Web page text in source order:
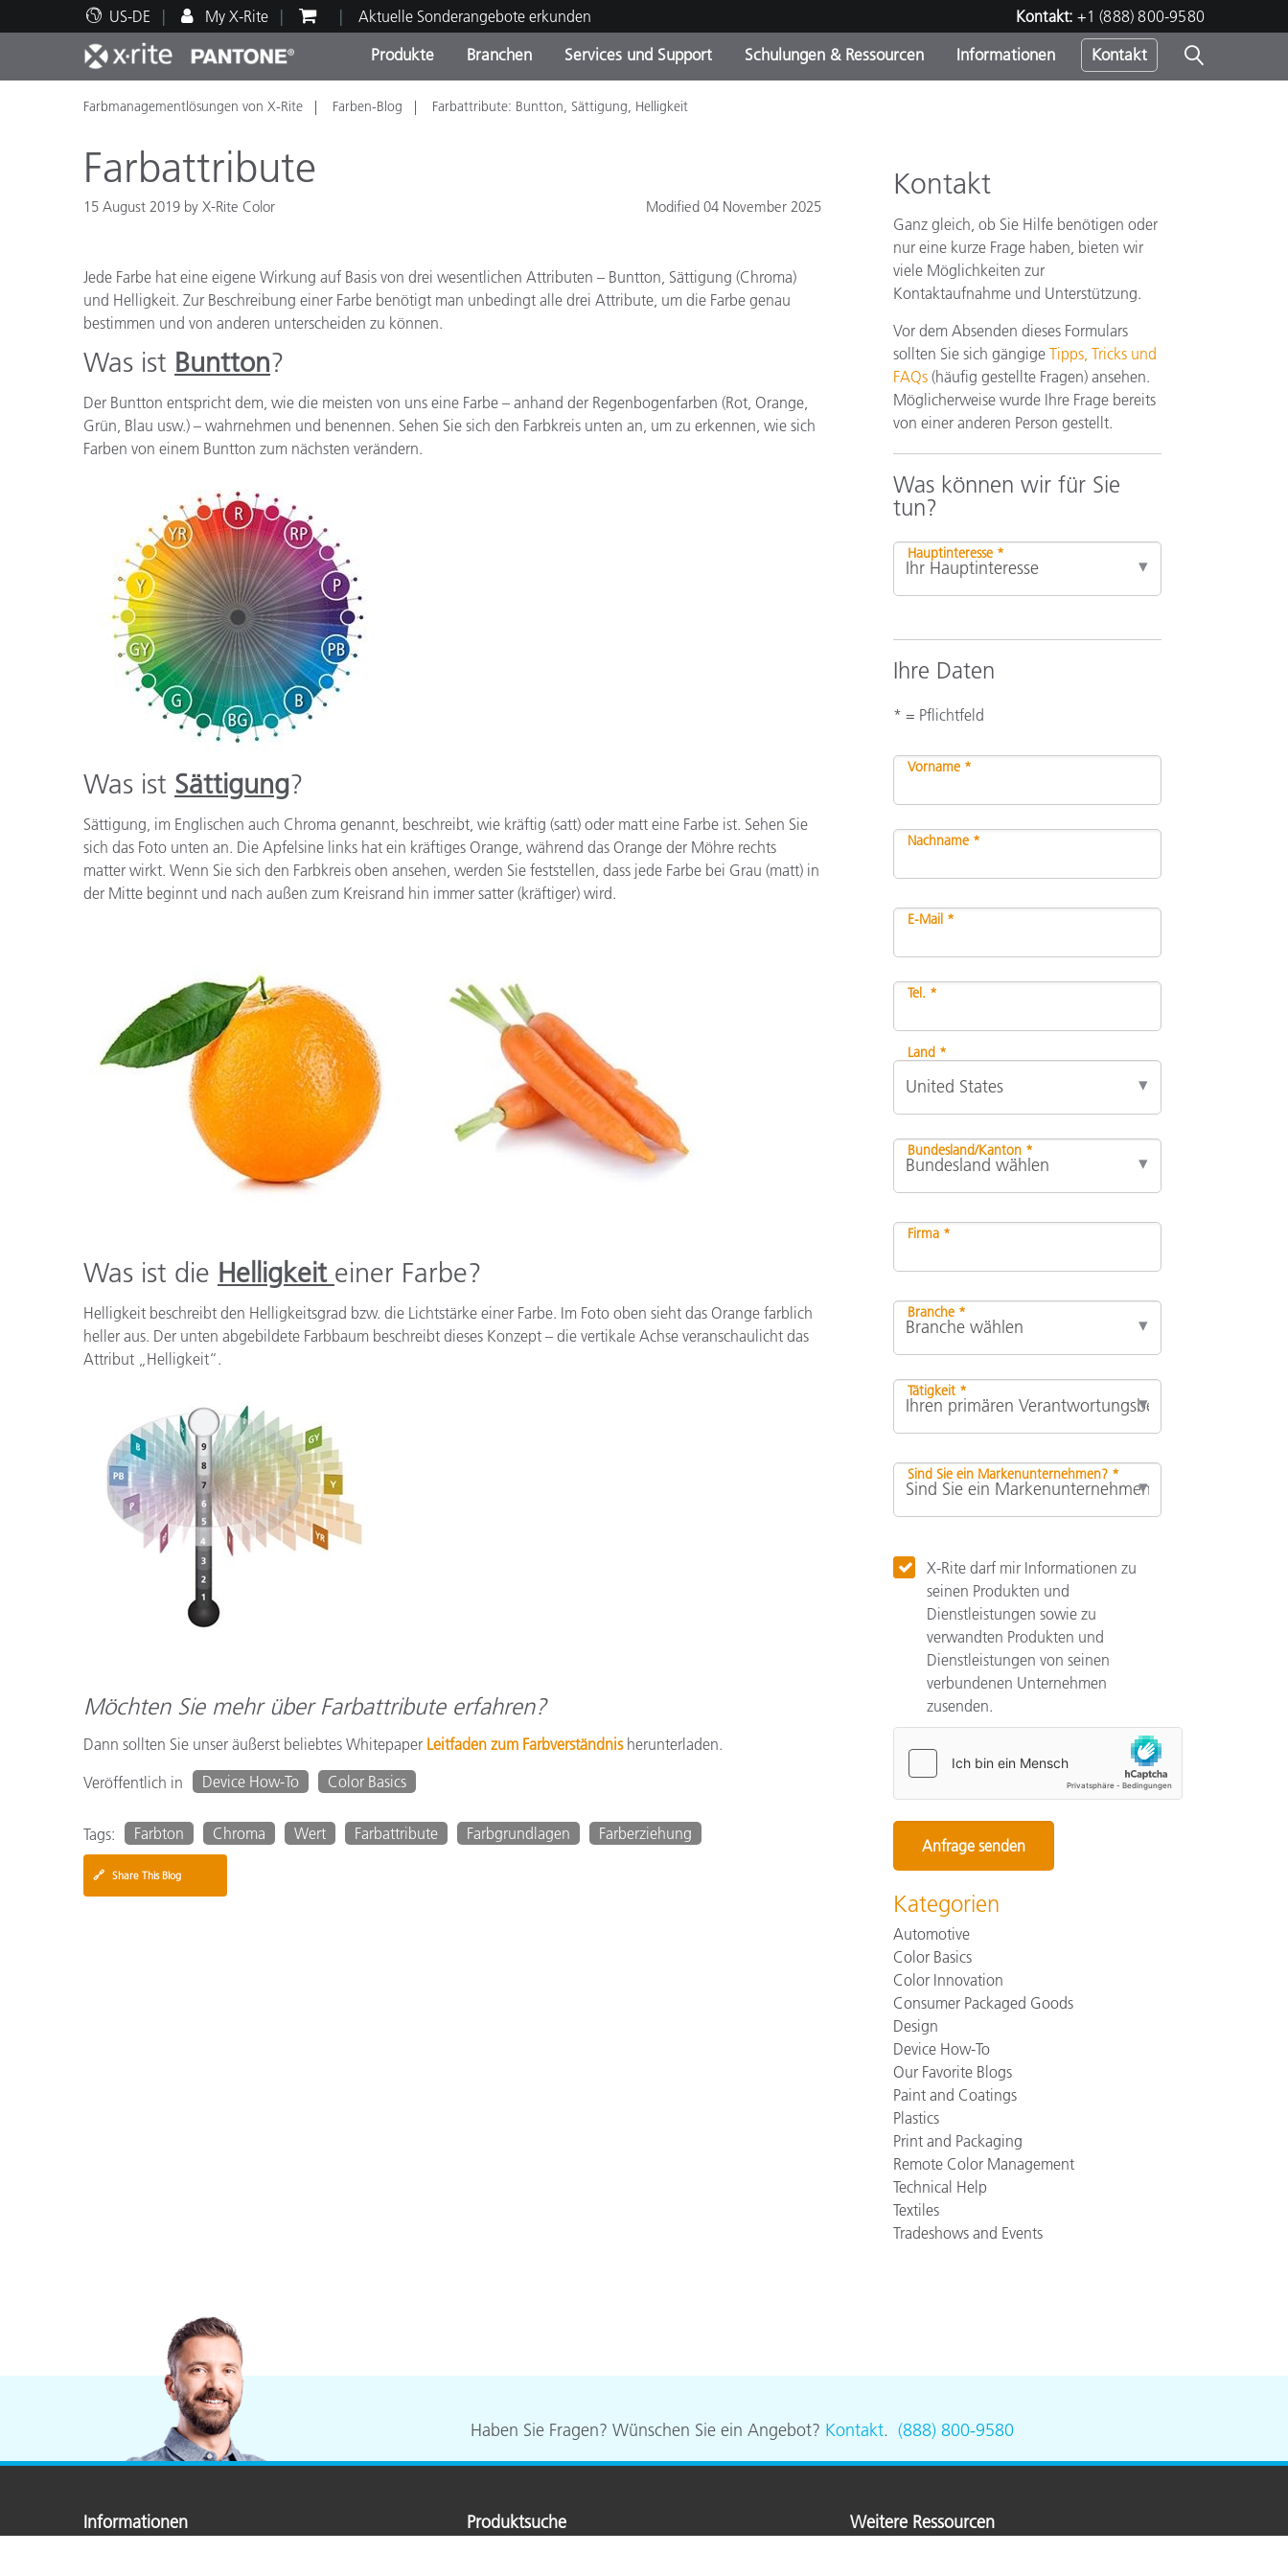
US-DE My X-Rite Aktuelle Sonderangebote erkunden Kontakt: +1 (888) 800-9580
Produkte
Spitzenprodukte Produktkategorien
Eingestellte Produkte - Finden
Branchen
Druck und Verpackung
Automobil
Kunststoff
Anstrichmittel und Lacke
Textil
Kosmetikhersteller
OEM Display & Printer
Unterhaltungselektronik
Services und Support
Technischer Support Service und Wartung Kontakt zu unserem Team
Schulungen & Ressourcen
Pädagogische Ressourcen Ausbildung Beratungen & Audits
Weitere Ressourcen
Informationen Kontakt
Farbmanagementlösungen von X-Rite Farben-Blog Farbattribute: Buntton, Sättigung, Helligkeit
Farbattribute
15 August 2019 by X-Rite Color Modified 04 November 2025
Jede Farbe hat eine eigene Wirkung auf Basis von drei wesentlichen Attributen – Buntton, Sättigung (Chroma)
und Helligkeit. Zur Beschreibung einer Farbe benötigt man unbedingt alle drei Attribute, um die Farbe genau
bestimmen und von anderen unterscheiden zu können.
Was ist Buntton?
Der Buntton entspricht dem, wie die meisten von uns eine Farbe – anhand der Regenbogenfarben (Rot, Orange,
Grün, Blau usw.) – wahrnehmen und benennen. Sehen Sie sich den Farbkreis unten an, um zu erkennen, wie sich
Farben von einem Buntton zum nächsten verändern.
Was ist Sättigung?
Sättigung, im Englischen auch Chroma genannt, beschreibt, wie kräftig (satt) oder matt eine Farbe ist. Sehen Sie
sich das Foto unten an. Die Apfelsine links hat ein kräftiges Orange, während das Orange der Möhre rechts
matter wirkt. Wenn Sie sich den Farbkreis oben ansehen, werden Sie feststellen, dass jede Farbe bei Grau (matt) in
der Mitte beginnt und nach außen zum Kreisrand hin immer satter (kräftiger) wird.
Was ist die Helligkeit einer Farbe?
Helligkeit beschreibt den Helligkeitsgrad bzw. die Lichtstärke einer Farbe. Im Foto oben sieht das Orange farblich
heller aus. Der unten abgebildete Farbbaum beschreibt dieses Konzept – die vertikale Achse veranschaulicht das
Attribut „Helligkeit“.
Möchten Sie mehr über Farbattribute erfahren?
Dann sollten Sie unser äußerst beliebtes Whitepaper Leitfaden zum Farbverständnis herunterladen.
Veröffentlich in
Device How-To Color Basics
Tags: Farbton Chroma Wert Farbattribute Farbgrundlagen Farberziehung
🔗 Share This Blog
Kontakt
Ganz gleich, ob Sie Hilfe benötigen oder
nur eine kurze Frage haben, bieten wir
viele Möglichkeiten zur
Kontaktaufnahme und Unterstützung.
Vor dem Absenden dieses Formulars
sollten Sie sich gängige Tipps, Tricks und
FAQs (häufig gestellte Fragen) ansehen.
Möglicherweise wurde Ihre Frage bereits
von einer anderen Person gestellt.
Was können wir für Sie
tun?
Hauptinteresse *
Ihre Daten
* = Pflichtfeld
Vorname *
Nachname *
E-Mail *
Tel. *
Land *
Bundesland/Kanton *
Firma *
Branche *
Tätigkeit *
Sind Sie ein Markenunternehmen? *
X-Rite darf mir Informationen zu
seinen Produkten und
Dienstleistungen sowie zu
verwandten Produkten und
Dienstleistungen von seinen
verbundenen Unternehmen
zusenden.
Kategorien
Automotive
Color Basics
Color Innovation
Consumer Packaged Goods
Design
Device How-To
Our Favorite Blogs
Paint and Coatings
Plastics
Print and Packaging
Remote Color Management
Technical Help
Textiles
Tradeshows and Events
Haben Sie Fragen? Wünschen Sie ein Angebot? Kontakt. (888) 800-9580
Informationen Produktsuche Weitere Ressourcen